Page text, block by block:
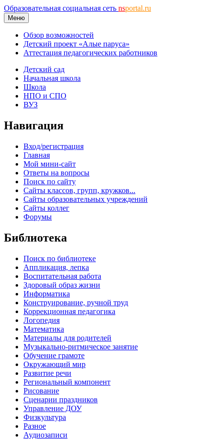
Образовательная социальная сеть nsportal.ru
Меню
Обзор возможностей
Детский проект «Алые паруса»
Аттестация педагогических работников
Детский сад
Начальная школа
Школа
НПО и СПО
ВУЗ
Навигация
Вход/регистрация
Главная
Мой мини-сайт
Ответы на вопросы
Поиск по сайту
Сайты классов, групп, кружков...
Сайты образовательных учреждений
Сайты коллег
Форумы
Библиотека
Поиск по библиотеке
Аппликация, лепка
Воспитательная работа
Здоровый образ жизни
Информатика
Конструирование, ручной труд
Коррекционная педагогика
Логопедия
Математика
Материалы для родителей
Музыкально-ритмическое занятие
Обучение грамоте
Окружающий мир
Развитие речи
Региональный компонент
Рисование
Сценарии праздников
Управление ДОУ
Физкультура
Разное
Аудиозаписи